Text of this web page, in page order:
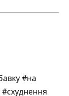
#на
#схуднення